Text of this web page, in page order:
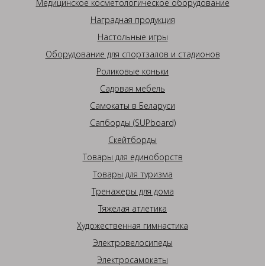
Медицинское косметологическое оборудование
Наградная продукция
Настольные игры
Оборудование для спортзалов и стадионов
Роликовые коньки
Садовая мебель
Самокаты в Беларуси
Сапборды (SUPboard)
Скейтборды
Товары для единоборств
Товары для туризма
Тренажеры для дома
Тяжелая атлетика
Художественная гимнастика
Электровелосипеды
Электросамокаты